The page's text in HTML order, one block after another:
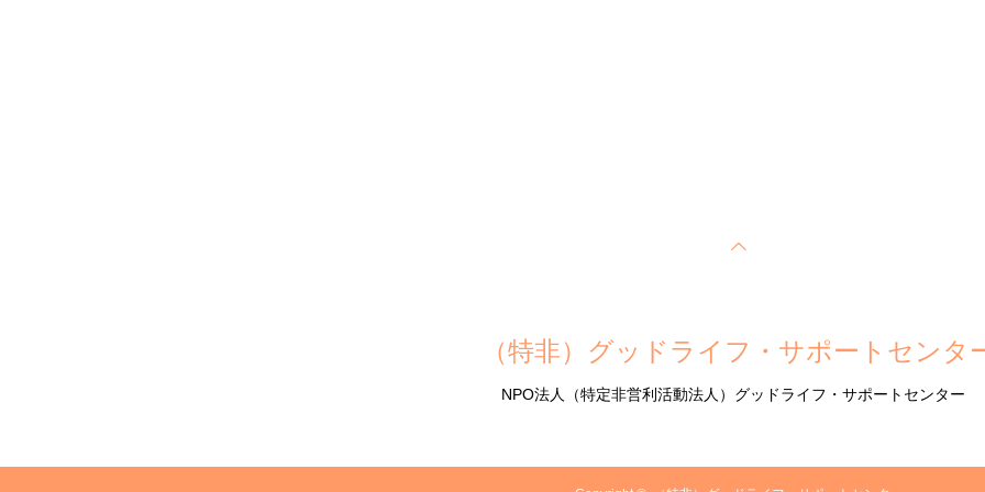
（特非）グッドライフ・サポートセンタ
NPO法人（特定非営利活動法人）グッドライフ・サポートセンター